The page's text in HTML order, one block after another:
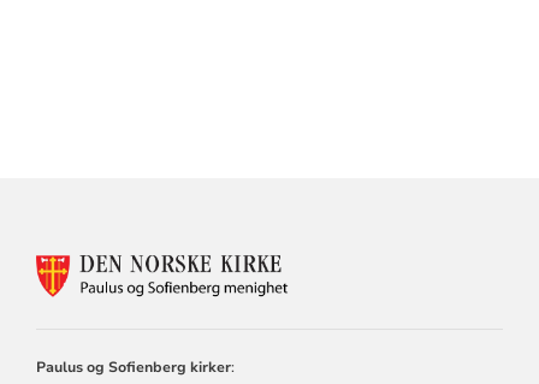
Paulus og Sofienberg kirker: